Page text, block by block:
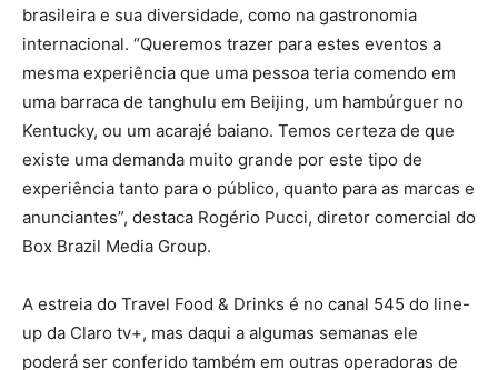
brasileira e sua diversidade, como na gastronomia
internacional. “Queremos trazer para estes eventos a
mesma experiência que uma pessoa teria comendo em
uma barraca de tanghulu em Beijing, um hambúrguer no
Kentucky, ou um acarajé baiano. Temos certeza de que
existe uma demanda muito grande por este tipo de
experiência tanto para o público, quanto para as marcas e
anunciantes”, destaca Rogério Pucci, diretor comercial do
Box Brazil Media Group.
A estreia do Travel Food & Drinks é no canal 545 do line-
up da Claro tv+, mas daqui a algumas semanas ele
poderá ser conferido também em outras operadoras de